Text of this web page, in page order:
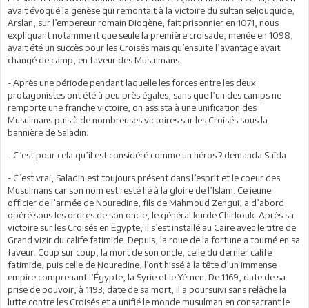
avait évoqué la genèse qui remontait à la victoire du sultan seljouquide,
Arslan, sur l’empereur romain Diogène, fait prisonnier en 1071, nous
expliquant notamment que seule la première croisade, menée en 1098,
avait été un succès pour les Croisés mais qu’ensuite l’avantage avait
changé de camp, en faveur des Musulmans.
- Après une période pendant laquelle les forces entre les deux
protagonistes ont été à peu près égales, sans que l’un des camps ne
remporte une franche victoire, on assista à une unification des
Musulmans puis à de nombreuses victoires sur les Croisés sous la
bannière de Saladin.
- C’est pour cela qu’il est considéré comme un héros ? demanda Saïda
- C’est vrai, Saladin est toujours présent dans l’esprit et le coeur des
Musulmans car son nom est resté lié à la gloire de l’Islam. Ce jeune
officier de l’armée de Nouredine, fils de Mahmoud Zengui, a d’abord
opéré sous les ordres de son oncle, le général kurde Chirkouk. Après sa
victoire sur les Croisés en Égypte, il s’est installé au Caire avec le titre de
Grand vizir du calife fatimide. Depuis, la roue de la fortune a tourné en sa
faveur. Coup sur coup, la mort de son oncle, celle du dernier calife
fatimide, puis celle de Nouredine, l’ont hissé à la tête d’un immense
empire comprenant l’Égypte, la Syrie et le Yémen. De 1169, date de sa
prise de pouvoir, à 1193, date de sa mort, il a poursuivi sans relâche la
lutte contre les Croisés et a unifié le monde musulman en consacrant le